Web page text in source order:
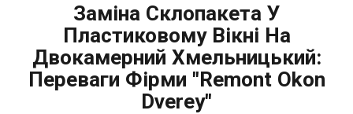
Заміна Склопакета У
Пластиковому Вікні На
Двокамерний Хмельницький:
Переваги Фірми "Remont Okon
Dverey"